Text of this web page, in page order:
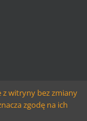
Larido
z witryny bez zmiany
zgodę na ich